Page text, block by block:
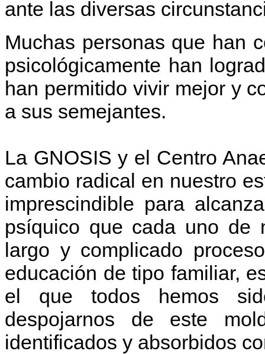
ante las diversas
Muchas personas que han
psicológicamente han
han permitido vivir mejor y
a sus semejantes.
La GNOSIS y el Centro
cambio radical en nuestro
imprescindible para
psíquico que cada uno de
largo y complicado
educación de tipo familiar,
el que todos hemos
despojarnos de este
identificados y absorbidos